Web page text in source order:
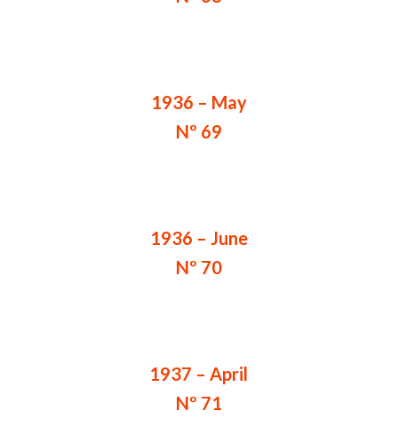
1936 – May
Nº 69
1936 – June
Nº 70
1937 – April
Nº 71